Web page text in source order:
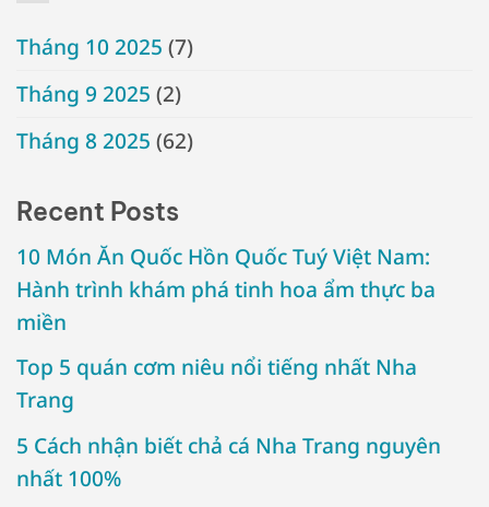
Tháng 10 2025 (7)
Tháng 9 2025 (2)
Tháng 8 2025 (62)
Recent Posts
10 Món Ăn Quốc Hồn Quốc Tuý Việt Nam:
Hành trình khám phá tinh hoa ẩm thực ba
miền
Top 5 quán cơm niêu nổi tiếng nhất Nha
Trang
5 Cách nhận biết chả cá Nha Trang nguyên
nhất 100%